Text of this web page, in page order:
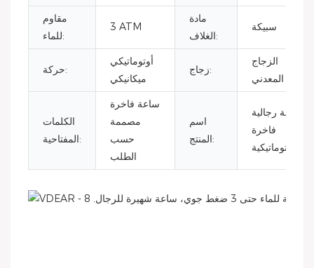
مقاوم
للماء:
3 ATM
مادة
الغلاف:
سبيكة
حركة:
أوتوماتيكي
ميكانيكي
زجاج:
الزجاج
المعدني
الكلمات
المفتاحية:
ساعة فاخرة
مصممة
حسب
الطلب
اسم
المنتج:
ساعة رجالية
فاخرة
أوتوماتيكية